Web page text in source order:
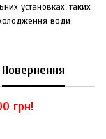
установках, таких
води
Повернення
грн!